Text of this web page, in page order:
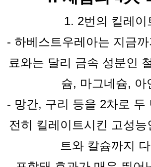
1. 2번의 킬레이
- 하베스트우레아는 지금
료와는 달리 금속 성분인
슘, 마그네슘, 아
- 망간, 구리 등을 2차로 두
전히 킬레이트시킨 고성
트와 칼슘까지